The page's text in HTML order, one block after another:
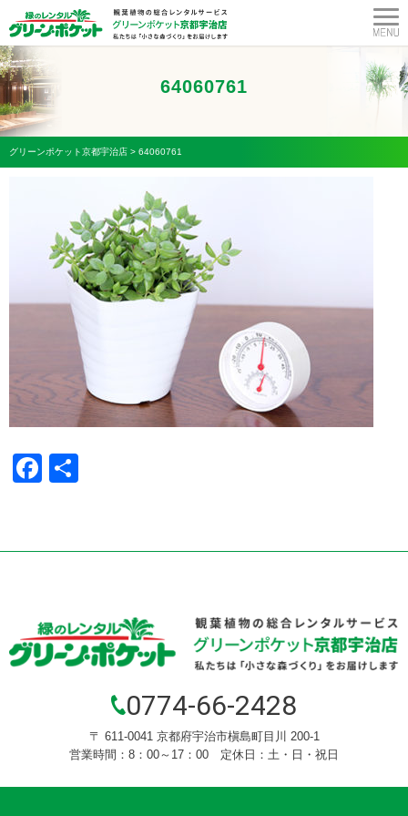
64060761
グリーンポケット京都宇治店 > 64060761
Facebook
0774-66-2428
〒 611-0041 京都府宇治市槇島町目川 200-1
営業時間：8：00～17：00 定休日：土・日・祝日